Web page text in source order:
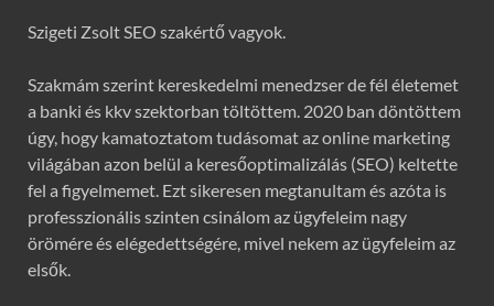
Szigeti Zsolt SEO szakértő vagyok.
Szakmám szerint kereskedelmi menedzser de fél életemet
a banki és kkv szektorban töltöttem. 2020 ban döntöttem
úgy, hogy kamatoztatom tudásomat az online marketing
világában azon belül a keresőoptimalizálás (SEO) keltette
fel a figyelmemet. Ezt sikeresen megtanultam és azóta is
professzionális szinten csinálom az ügyfeleim nagy
örömére és elégedettségére, mivel nekem az ügyfeleim az
elsők.